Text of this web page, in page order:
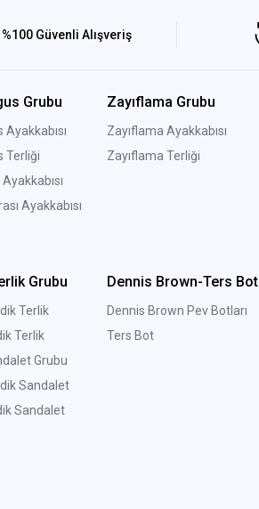
%100 Güvenli Alışveriş
Grubu
Terliği
Ayakkabısı
Zayıflama Grubu
Zayıflama Ayakkabısı
Zayıflama Terliği
Grubu
Terlik
Terlik
Grubu
Sandalet
Sandalet
Dennis Brown-Ters Bot
Dennis Brown Pev Botları
Ters Bot